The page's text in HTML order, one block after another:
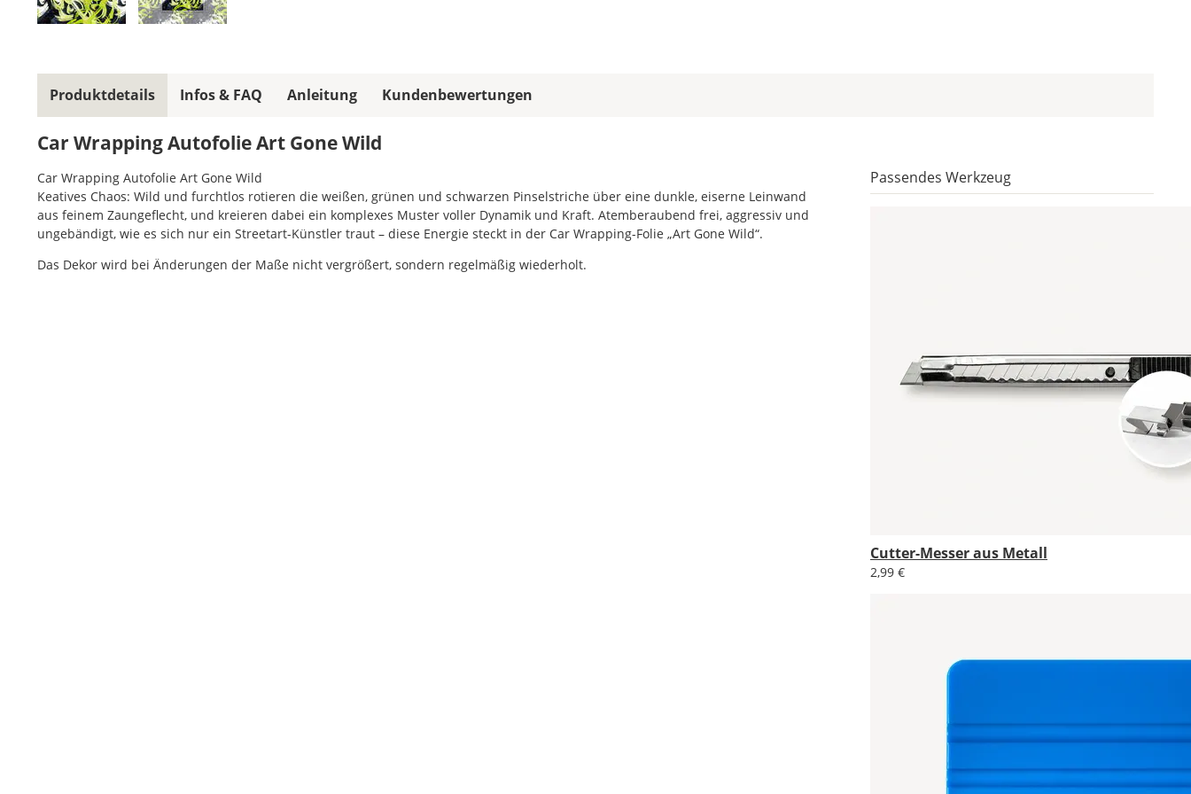
EU
AT
Produktdetails
Car Wrapping Autofolie Art Gone Wild
Passendes Werkzeug
Cutter-Messer aus Metall
2,99 €
Car Wrapping Autofolie Art Gone Wild
Keatives Chaos: Wild und furchtlos rotieren die weißen, grünen und schwarzen Pinselstriche über eine dunkle, eiserne Leinwand
aus feinem Zaungeflecht, und kreieren dabei ein komplexes Muster voller Dynamik und Kraft. Atemberaubend frei, aggressiv und
ungebändigt, wie es sich nur ein Streetart-Künstler traut – diese Energie steckt in der Car Wrapping-Folie „Art Gone Wild“.
Das Dekor wird bei Änderungen der Maße nicht vergrößert, sondern regelmäßig wiederholt.
Infos & FAQ Anleitung Kundenbewertungen